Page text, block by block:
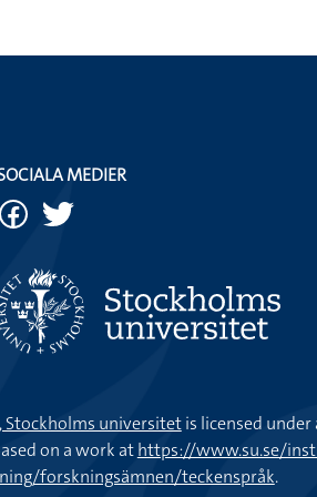
MEDIER
universitetis licensed under
on a work athttps://www.su.se/
forskningsämnen/teckenspråk.